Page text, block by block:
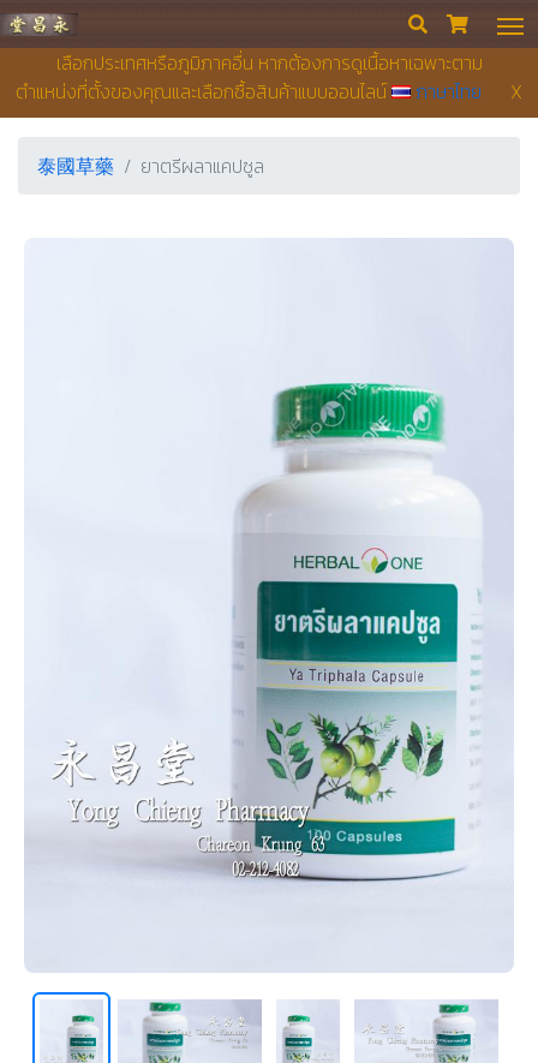
เลือกประเทศหรือภูมิภาคอื่น หากต้องการดูเนื้อหาเฉพาะตาม
ตำแหน่งที่ตั้งของคุณและเลือกซื้อสินค้าแบบออนไลน์
ภาษาไทย X
永昌堂藥店  
泰國草藥 ยาตรีผลาแคปซูล